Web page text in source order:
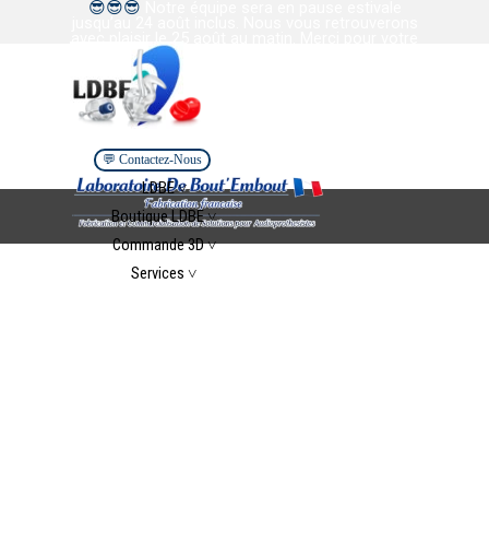
Aller au contenu
😎😎😎
confiance et votre collaboration. Bel été à tous.
💬 Contactez-Nous
Sauter le menu
LDBE ˅
▼
Boutique LDBE ˅
▼
Commande 3D ˅
▼
Services ˅